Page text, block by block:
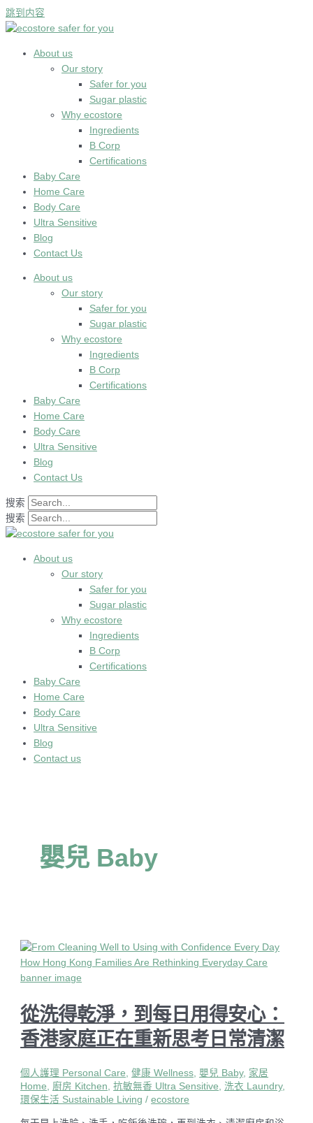
跳到内容
About us
Our story
Safer for you
Sugar plastic
Why ecostore
Ingredients
B Corp
Certifications
Baby Care
Home Care
Body Care
Ultra Sensitive
Blog
Contact Us
About us
Our story
Safer for you
Sugar plastic
Why ecostore
Ingredients
B Corp
Certifications
Baby Care
Home Care
Body Care
Ultra Sensitive
Blog
Contact Us
搜索
搜索
About us
Our story
Safer for you
Sugar plastic
Why ecostore
Ingredients
B Corp
Certifications
Baby Care
Home Care
Body Care
Ultra Sensitive
Blog
Contact us
嬰兒 Baby
從洗得乾淨，到每日用得安心：
香港家庭正在重新思考日常清潔
個人護理 Personal Care,健康 Wellness, 嬰兒 Baby, 家居
Home, 廚房 Kitchen,抗敏無香 Ultra Sensitive, 洗衣 Laundry,
環保生活 Sustainable Living /ecostore